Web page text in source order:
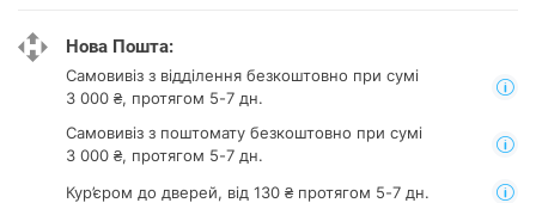
Нова Пошта:
Самовивіз з відділення безкоштовно при сумі
3 000 ₴, протягом 5-7 дн.
Самовивіз з поштомату безкоштовно при сумі
3 000 ₴, протягом 5-7 дн.
Кур’єром до дверей, від 130 ₴ протягом 5-7 дн.